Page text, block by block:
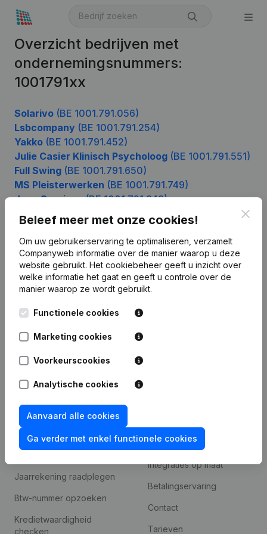
Overzicht bedrijven met
ondernemingsnummers:
1001791xx
Solarivo (BE 1001.791.056)
Lsbcompany (BE 1001.791.254)
Yakko (BE 1001.791.452)
Julie Casier Klinisch Psycholoog (BE 1001.791.551)
Full Swing (BE 1001.791.650)
MS Pleisterwerken (BE 1001.791.749)
Jave Services(BE 1001.791.848)
Beleef meer met onze cookies!
Om uw gebruikerservaring te optimaliseren, verzamelt
Companyweb informatie over de manier waarop u deze
website gebruikt. Het cookiebeheer geeft u inzicht over
welke informatie het gaat en geeft u controle over de
manier waarop ze wordt gebruikt.
Functionele cookies
Marketing cookies
Voorkeurscookies
Analytische cookies
Aanvaard alle cookies
Ga verder met enkel functionele cookies
Nederlands
Kantorenpark Everest
Leuvensesteenweg
248D,
1800 Vilvoorde
Product
Bedrijfsinformatie
Monitoring
Spotlight
Compliance &
Jaarrekening raadplegen
Btw-nummer opzoeken
Kredietwaardigheid
checken
Integraties
Integraties op maat
Betalingservaring
Contact
Tarieven